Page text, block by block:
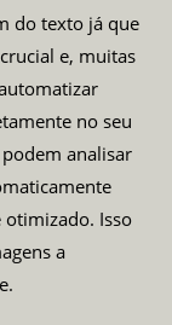
do texto já que
e, muitas
no seu
analisar
Isso
a